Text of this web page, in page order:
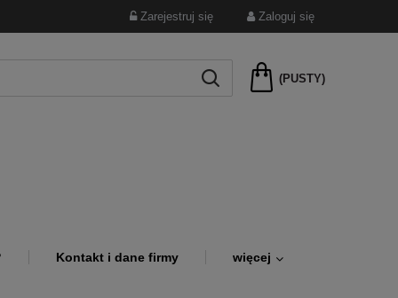
Zarejestruj się Zaloguj się
(PUSTY)
Kontakt i dane firmy więcej